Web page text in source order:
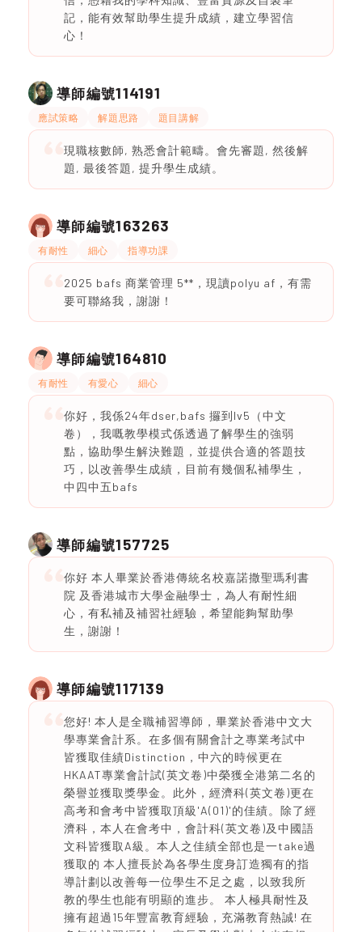
記，能有效幫助學生提升成績，建立學習信
心！
導師編號114191
應試策略 解題思路 題目講解
現職核數師, 熟悉會計範疇。會先審題, 然後解
題, 最後答題, 提升學生成績。
導師編號163263
有耐性 細心 指導功課
2025 bafs 商業管理 5**，現讀polyu af，有需
要可聯絡我，謝謝！
導師編號164810
有耐性 有愛心 細心
你好，我係24年dser,bafs 攞到Iv5（中文
卷），我嘅教學模式係透過了解學生的強弱
點，協助學生解決難題，並提供合適的答題技
巧，以改善學生成績，目前有幾個私補學生，
中四中五bafs
導師編號157725
你好 本人畢業於香港傳統名校嘉諾撒聖瑪利書
院 及香港城市大學金融學士，為人有耐性細
心，有私補及補習社經驗，希望能夠幫助學
生，謝謝！
導師編號117139
您好! 本人是全職補習導師，畢業於香港中文大
學專業會計系。在多個有關會計之專業考試中
皆獲取佳績Distinction，中六的時候更在
HKAAT專業會計試(英文卷)中榮獲全港第二名的
榮譽並獲取獎學金。此外，經濟科(英文卷)更在
高考和會考中皆獲取頂級'A(01)'的佳績。除了經
濟科，本人在會考中，會計科(英文卷)及中國語
文科皆獲取A級。本人之佳績全部也是一take過
獲取的 本人擅長於為各學生度身訂造獨有的指
導計劃以改善每一位學生不足之處，以致我所
教的學生也能有明顯的進步。 本人極具耐性及
擁有超過15年豐富教育經驗，充滿教育熱誠! 在